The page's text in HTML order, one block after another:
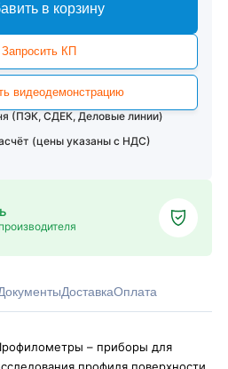
в корзину
Запросить КП
видеодемонстрацию
(ПЭК, СДЕК, Деловые линии)
(цены указаны с НДС)
ДоставкаОплата
– приборы для